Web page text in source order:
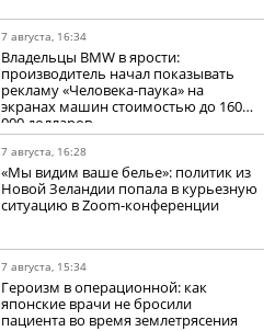
7 августа, 16:34
Владельцы BMW в ярости:
производитель начал показывать
рекламу «Человека-паука» на
экранах машин стоимостью до 160
000 долларов
7 августа, 16:28
«Мы видим ваше белье»: политик из
Новой Зеландии попала в курьезную
ситуацию в Zoom-конференции
7 августа, 15:34
Героизм в операционной: как
японские врачи не бросили
пациента во время землетрясения